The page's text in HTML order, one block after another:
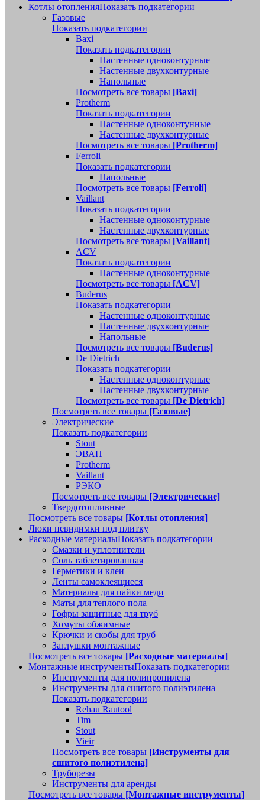
Котлы отопленияПоказать подкатегории
Газовые
Показать подкатегории
Baxi
Показать подкатегории
Настенные одноконтурные
Настенные двухконтурные
Напольные
Посмотреть все товары [Baxi]
Protherm
Показать подкатегории
Настенные одноконтунные
Настенные двухконтурные
Посмотреть все товары [Protherm]
Ferroli
Показать подкатегории
Напольные
Посмотреть все товары [Ferroli]
Vaillant
Показать подкатегории
Настенные одноконтурные
Настенные двухконтурные
Посмотреть все товары [Vaillant]
ACV
Показать подкатегории
Настенные одноконтурные
Посмотреть все товары [ACV]
Buderus
Показать подкатегории
Настенные одноконтурные
Настенные двухконтурные
Напольные
Посмотреть все товары [Buderus]
De Dietrich
Показать подкатегории
Настенные одноконтурные
Настенные двухконтурные
Посмотреть все товары [De Dietrich]
Посмотреть все товары [Газовые]
Электрические
Показать подкатегории
Stout
ЭВАН
Protherm
Vaillant
РЭКО
Посмотреть все товары [Электрические]
Твердотопливные
Посмотреть все товары [Котлы отопления]
Люки невидимки под плитку
Расходные материалыПоказать подкатегории
Смазки и уплотнители
Соль таблетированная
Герметики и клеи
Ленты самоклеящиеся
Материалы для пайки меди
Маты для теплого пола
Гофры защитные для труб
Хомуты обжимные
Крючки и скобы для труб
Заглушки монтажные
Посмотреть все товары [Расходные материалы]
Монтажные инструментыПоказать подкатегории
Инструменты для полипропилена
Инструменты для сшитого полиэтилена
Показать подкатегории
Rehau Rautool
Tim
Stout
Vieir
Посмотреть все товары [Инструменты для
сшитого полиэтилена]
Труборезы
Инструменты для аренды
Посмотреть все товары [Монтажные инструменты]